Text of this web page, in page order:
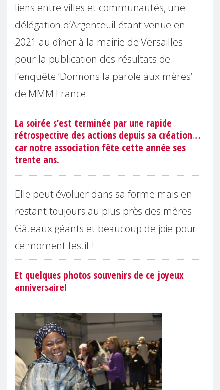
liens entre villes et communautés, une
délégation d’Argenteuil étant venue en
2021 au dîner à la mairie de Versailles
pour la publication des résultats de
l’enquête ‘Donnons la parole aux mères’
de MMM France.
La soirée s’est terminée par une rapide
rétrospective des actions depuis sa création…
car notre association fête cette année ses
trente ans.
Elle peut évoluer dans sa forme mais en
restant toujours au plus près des mères.
Gâteaux géants et beaucoup de joie pour
ce moment festif !
Et quelques photos souvenirs de ce joyeux
anniversaire!